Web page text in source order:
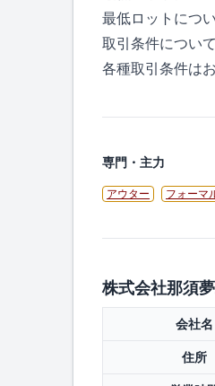
最低ロットにつ
取引条件について
各種取引条件は
専門・主力
アウター フォーマ
株式会社那須
会社名
住所